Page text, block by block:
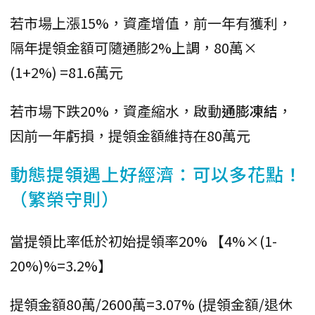
若市場上漲15%，資產增值，前一年有獲利，
隔年提領金額可隨通膨2%上調，80萬×
(1+2%) =81.6萬元
若市場下跌20%，資產縮水，啟動通膨凍結 ，
因前一年虧損，提領金額維持在80萬元
動態提領遇上好經濟：可以多花點！
（繁榮守則）
當提領比率低於初始提領率20% 【4%×(1-
20%)%=3.2%】
提領金額80萬/2600萬=3.07% (提領金額/退休